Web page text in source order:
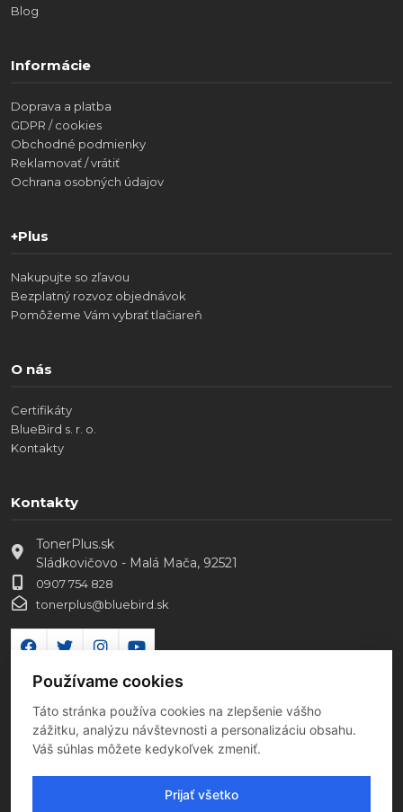
Blog
Informácie
Doprava a platba
GDPR / cookies
Obchodné podmienky
Reklamovať / vrátiť
Ochrana osobných údajov
+Plus
Nakupujte so zľavou
Bezplatný rozvoz objednávok
Pomôžeme Vám vybrať tlačiareň
O nás
Certifikáty
BlueBird s. r. o.
Kontakty
Kontakty
TonerPlus.sk
Sládkovičovo - Malá Mača, 92521
0907 754 828
tonerplus@bluebird.sk
Používame cookies
Táto stránka používa cookies na zlepšenie vášho
zážitku, analýzu návštevnosti a personalizáciu obsahu.
Váš súhlas môžete kedykoľvek zmeniť.
Prijať všetko